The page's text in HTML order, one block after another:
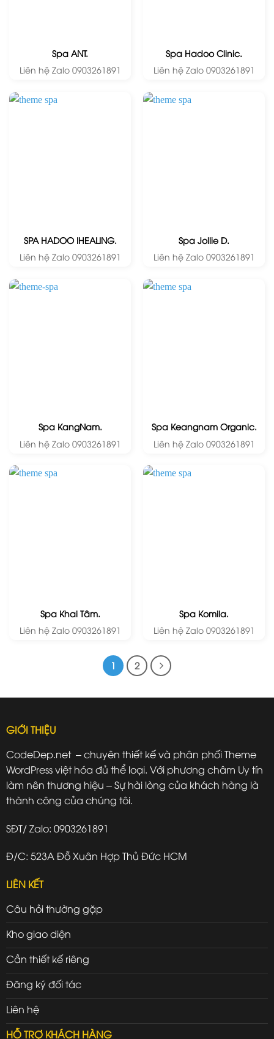
Spa ANT.
Liên hệ Zalo 0903261891
Spa Hadoo Clinic.
Liên hệ Zalo 0903261891
SPA HADOO IHEALING.
Liên hệ Zalo 0903261891
Spa Jollie D.
Liên hệ Zalo 0903261891
Spa KangNam.
Liên hệ Zalo 0903261891
Spa Keangnam Organic.
Liên hệ Zalo 0903261891
Spa Khai Tâm.
Liên hệ Zalo 0903261891
Spa Komila.
Liên hệ Zalo 0903261891
1 2
GIỚI THIỆU
CodeDep.net – chuyên thiết kế và phân phối Theme
WordPress việt hóa đủ thể loại. Với phương châm Uy tín
làm nên thương hiệu – Sự hài lòng của khách hàng là
thành công của chúng tôi.
SĐT/ Zalo: 0903261891
Đ/C: 523A Đỗ Xuân Hợp Thủ Đức HCM
LIÊN KẾT
Câu hỏi thường gặp
Kho giao diện
Cần thiết kế riêng
Đăng ký đối tác
Liên hệ
HỖ TRỢ KHÁCH HÀNG